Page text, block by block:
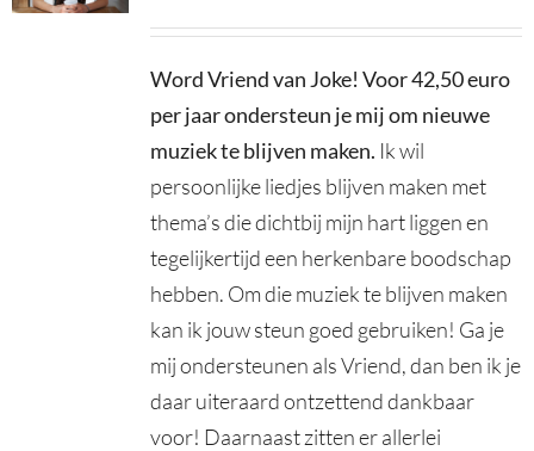
Word Vriend van Joke! Voor 42,50 euro
per jaar ondersteun je mij om nieuwe
muziek te blijven maken. Ik wil
persoonlijke liedjes blijven maken met
thema’s die dichtbij mijn hart liggen en
tegelijkertijd een herkenbare boodschap
hebben. Om die muziek te blijven maken
kan ik jouw steun goed gebruiken! Ga je
mij ondersteunen als Vriend, dan ben ik je
daar uiteraard ontzettend dankbaar
voor! Daarnaast zitten er allerlei